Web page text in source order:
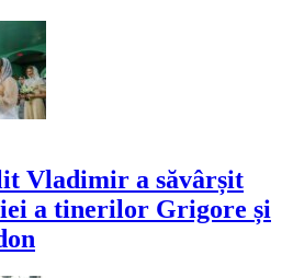
Vladimir a săvârșit
a tinerilor Grigore și